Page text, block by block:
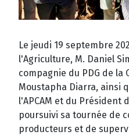
Le jeudi 19 septembre
l'Agriculture, M. Daniel
compagnie du PDG de la
Moustapha Diarra, ainsi
l'APCAM et du Président
poursuivi sa tournée de
producteurs et de